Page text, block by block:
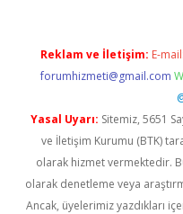
Reklam ve İletişim: E-mail:
forumhizmeti@gmail.com
Yasal Uyarı: Sitemiz, 5651
ve İletişim Kurumu (BTK)
olarak hizmet vermektedir.
olarak denetleme veya
Ancak, üyelerimiz yazdıkları